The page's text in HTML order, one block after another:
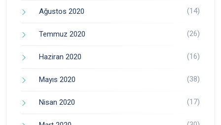
Ağustos 2020 (14)
Temmuz 2020 (26)
Haziran 2020 (16)
Mayıs 2020 (38)
Nisan 2020 (17)